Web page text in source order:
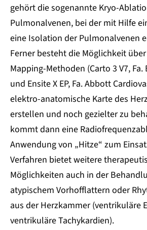
gehört die sogenannte Kryo-
Pulmonalvenen, bei der mit Hilfe
eine Isolation der Pulmonalvenen
Ferner besteht die Möglichkeit
Mapping-Methoden (Carto 3 V7,
und Ensite X EP, Fa. Abbott
elektro-anatomische Karte des
erstellen und noch gezielter zu
kommt dann eine
Anwendung von „Hitze“ zum
Verfahren bietet weitere
Möglichkeiten auch in der
atypischem Vorhofflattern oder
aus der Herzkammer (ventrikuläre
ventrikuläre Tachykardien).